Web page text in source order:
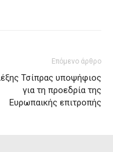
Επόμενο άρθρο
Τσίπρας υποψήφιος
για τη προεδρία της
Ευρωπαικής επιτροπής